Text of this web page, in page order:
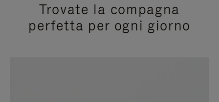
Trovate la compagna
perfetta per ogni giorno